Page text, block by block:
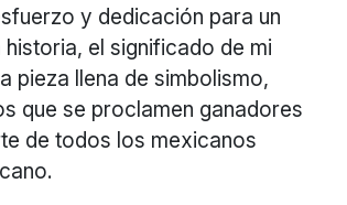
y dedicación para un
el significado de mi
pieza llena de simbolismo,
que se proclamen ganadores
de todos los mexicanos